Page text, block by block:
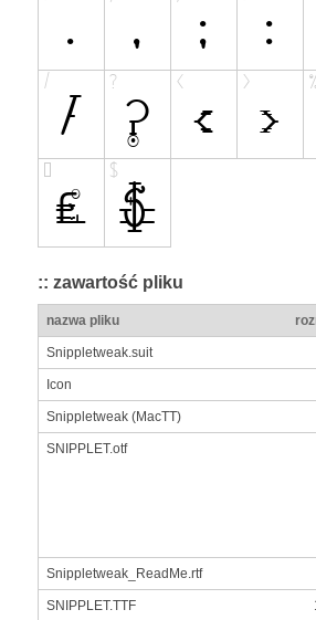
:: zawartość pliku
nazwa pliku
Snippletweak.suit
Icon
Snippletweak (MacTT)
SNIPPLET.otf
Snippletweak_ReadMe.rtf
SNIPPLET.TTF